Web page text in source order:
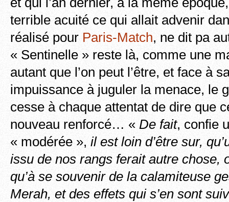
terrible acuité ce qui allait advenir
réalisé pour Paris-Match, ne dit pa
« Sentinelle » reste là, comme une
autant que l’on peut l’être, et face à
impuissance à juguler la menace, le
cesse à chaque attentat de dire que
nouveau renforcé… « De fait, confie
« modérée », il est loin d’être sur,
issu de nos rangs ferait autre chose,
qu’à se souvenir de la calamiteuse
Merah, et des effets qui s’en sont